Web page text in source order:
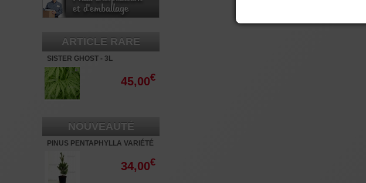
et d'emballage
ARTICLE RARE
SISTER GHOST - 3L
45,00€
NOUVEAUTÉ
PINUS PENTAPHYLLA VARIÉTÉ
"RYU JU" POT 3 LITRES
34,00€